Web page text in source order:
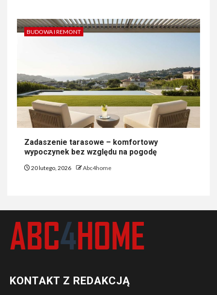
BUDOWA I REMONT
Zadaszenie tarasowe – komfortowy
wypoczynek bez względu na pogodę
20 lutego, 2026 Abc4home
KONTAKT Z REDAKCJĄ